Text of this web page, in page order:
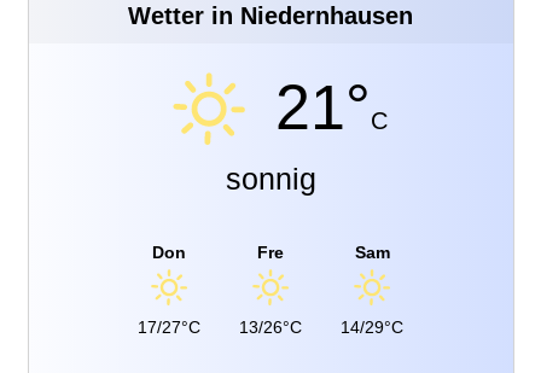
Wetter in Niedernhausen
21°C
sonnig
Don
17/27°C
Fre
13/26°C
Sam
14/29°C